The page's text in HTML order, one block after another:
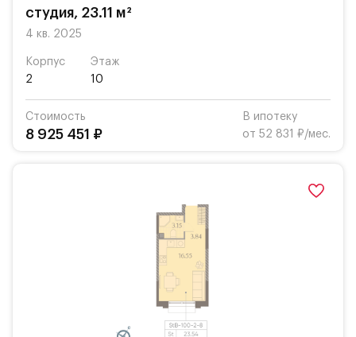
студия, 23.11 м²
4 кв. 2025
Корпус
2
Этаж
10
Стоимость
8 925 451 ₽
В ипотеку
от 52 831 ₽/мес.